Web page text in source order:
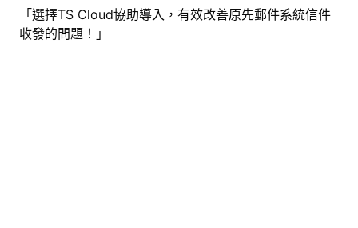
「選擇TS Cloud協助導入，有效改善原先郵件系統信件
收發的問題！」